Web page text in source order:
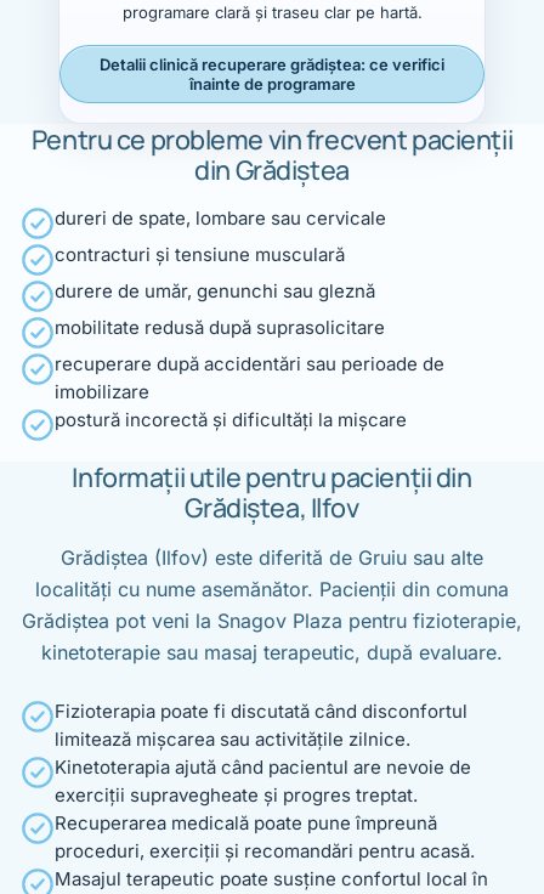
programare clară și traseu clar pe hartă.
Detalii clinică recuperare grădiștea: ce verifici
înainte de programare
Pentru ce probleme vin frecvent pacienții
din Grădiștea
dureri de spate, lombare sau cervicale
contracturi și tensiune musculară
durere de umăr, genunchi sau gleznă
mobilitate redusă după suprasolicitare
recuperare după accidentări sau perioade de
imobilizare
postură incorectă și dificultăți la mișcare
Informații utile pentru pacienții din
Grădiștea, Ilfov
Grădiștea (Ilfov) este diferită de Gruiu sau alte
localități cu nume asemănător. Pacienții din comuna
Grădiștea pot veni la Snagov Plaza pentru fizioterapie,
kinetoterapie sau masaj terapeutic, după evaluare.
Fizioterapia poate fi discutată când disconfortul
limitează mișcarea sau activitățile zilnice.
Kinetoterapia ajută când pacientul are nevoie de
exerciții supravegheate și progres treptat.
Recuperarea medicală poate pune împreună
proceduri, exerciții și recomandări pentru acasă.
Masajul terapeutic poate susține confortul local în